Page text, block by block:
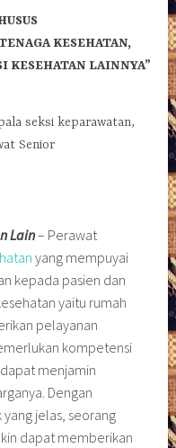
KESEHATAN,
KESEHATAN LAINNYA”
seksi keparawatan,
Senior
Lain– Perawat
yang mempuyai
kepada pasien dan
yaitu rumah
pelayanan
kompetensi
menjamin
Dengan
jelas, seorang
dapat memberikan